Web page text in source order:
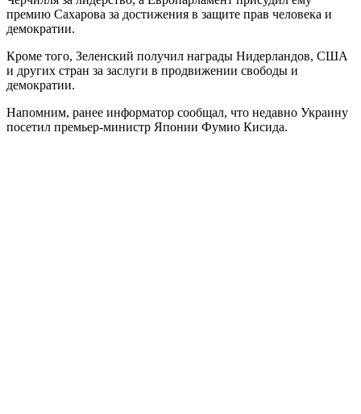
премию Сахарова за достижения в защите прав человека и
демократии.
Кроме того, Зеленский получил награды Нидерландов, США
и других стран за заслуги в продвижении свободы и
демократии.
Напомним, ранее информатор сообщал, что недавно Украину
посетил премьер-министр Японии Фумио Кисида.